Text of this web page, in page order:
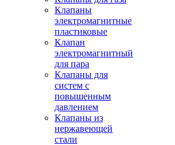
Клапаны
электромагнитные
пластиковые
Клапан
электромагнитный
для пара
Клапаны для
систем с
повышенным
давлением
Клапаны из
нержавеющей
стали